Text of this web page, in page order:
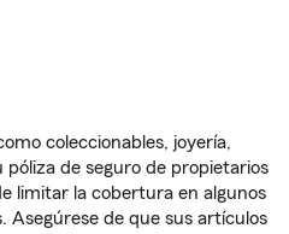
coleccionables, joyería,
de seguro de propietarios
limitar la cobertura en algunos
Asegúrese de que sus artículos